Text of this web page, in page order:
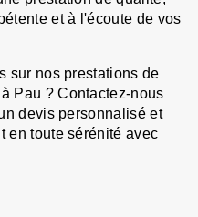
et à l'écoute de vos
sur nos prestations de
Pau ? Contactez-nous
devis personnalisé et
en toute sérénité avec